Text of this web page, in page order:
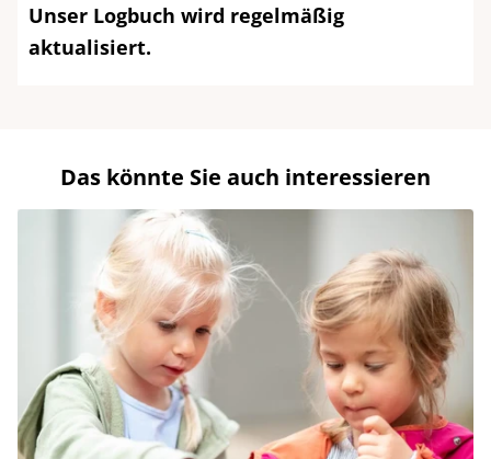
Unser Logbuch wird regelmäßig
aktualisiert.
Das könnte Sie auch interessieren